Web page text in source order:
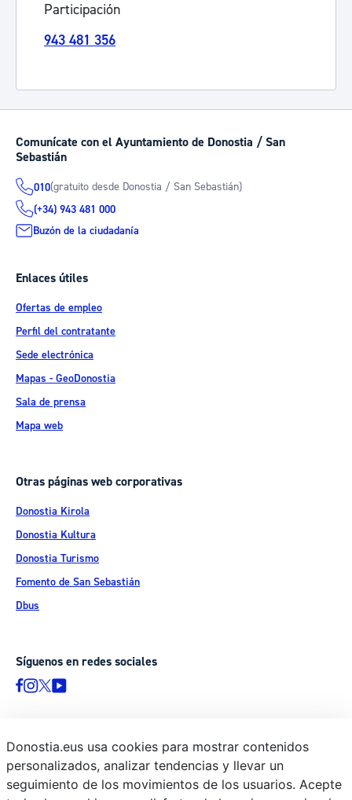
Participación
943 481 356
Comunícate con el Ayuntamiento de Donostia / San
Sebastián
010(gratuito desde Donostia / San Sebastián)
(+34) 943 481 000
Buzón de la ciudadanía
Enlaces útiles
Ofertas de empleo
Perfil del contratante
Sede electrónica
Mapas - GeoDonostia
Sala de prensa
Mapa web
Otras páginas web corporativas
Donostia Kirola
Donostia Kultura
Donostia Turismo
Fomento de San Sebastián
Dbus
Síguenos en redes sociales
© Donostiako Udala - Ayuntamiento de Donostia / San Sebastián
Ijentea 1, 20003 Donostia / San Sebastián
Donostia.eus usa cookies para mostrar contenidos
personalizados, analizar tendencias y llevar un
seguimiento de los movimientos de los usuarios. Acepte